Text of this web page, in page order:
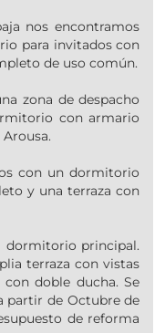
nos encontramos
para invitados con
de uso común.
zona de despacho
con armario
con un dormitorio
y una terraza con
dormitorio principal.
terraza con vistas
doble ducha. Se
partir de Octubre de
de reforma